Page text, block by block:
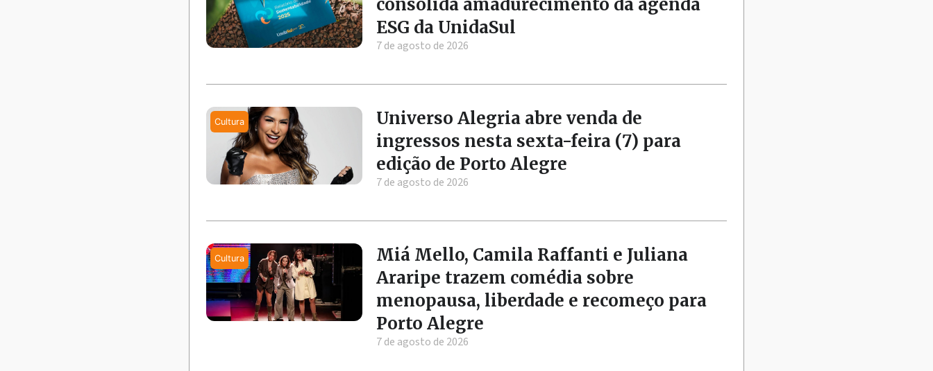
consolida amadurecimento da agenda
ESG da UnidaSul
7 de agosto de 2026
Universo Alegria abre venda de
ingressos nesta sexta-feira (7) para
edição de Porto Alegre
7 de agosto de 2026
Miá Mello, Camila Raffanti e Juliana
Araripe trazem comédia sobre
menopausa, liberdade e recomeço para
Porto Alegre
7 de agosto de 2026